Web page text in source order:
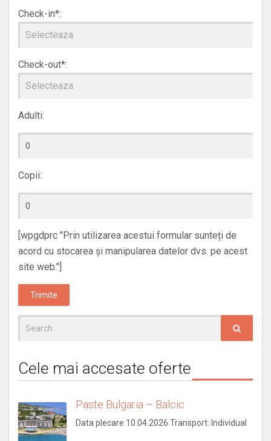
Check-in*:
Check-out*:
Adulti:
Copii:
[wpgdprc "Prin utilizarea acestui formular sunteți de
acord cu stocarea și manipularea datelor dvs. pe acest
site web."]
for:
Cele mai accesate oferte
Paste Bulgaria – Balcic
Data plecare 10.04.2026 Transport: Individual